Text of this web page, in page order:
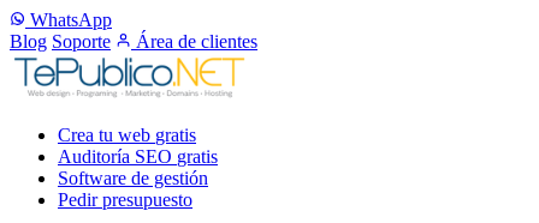
WhatsApp
Blog Soporte Área de clientes
Crea tu web gratis
Auditoría SEO gratis
Software de gestión
Pedir presupuesto